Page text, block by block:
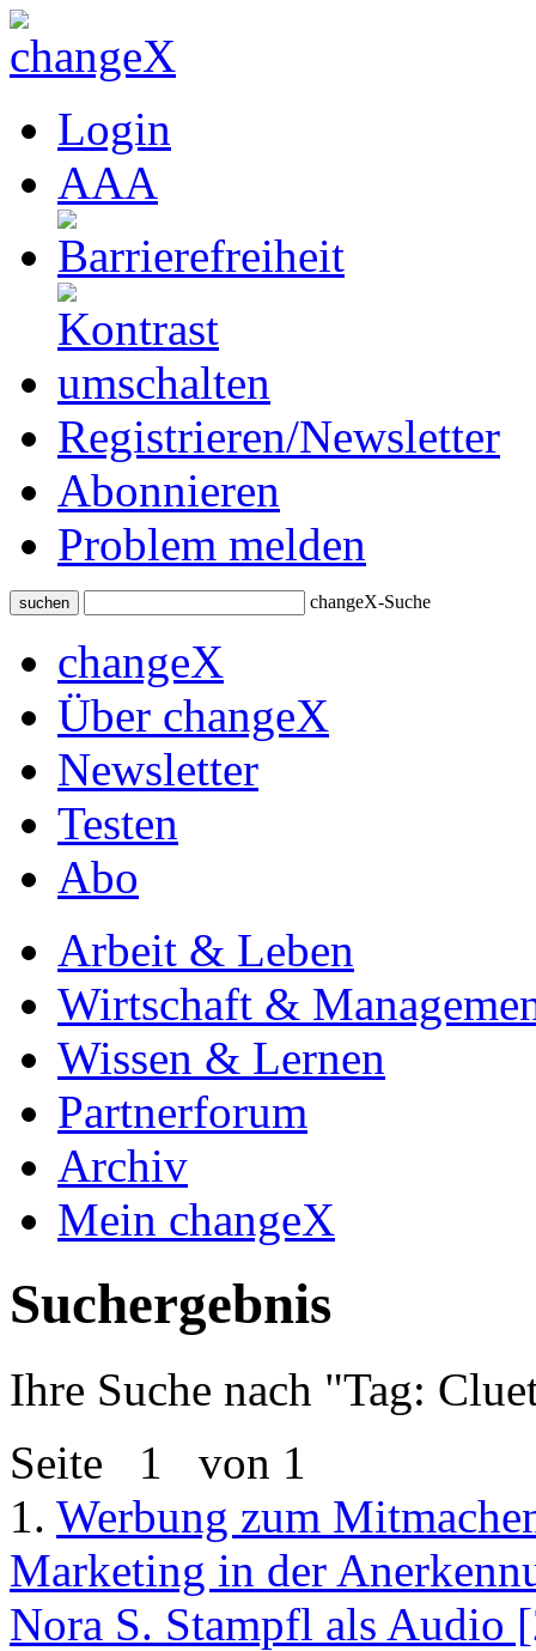
Login
AAA
Registrieren/Newsletter
Abonnieren
Problem melden
suchen changeX-Suche
changeX
Über changeX
Newsletter
Testen
Abo
Arbeit & Leben
Wirtschaft &
Wissen & Lernen
Partnerforum
Archiv
Mein changeX
Suchergebnis
Ihre Suche nach "Tag:
Seite 1 von 1
1. Werbung zum
Marketing in der
Nora S. Stampfl als Audio